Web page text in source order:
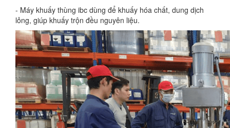
- Máy khuấy thùng ibc dùng để khuấy hóa chất, dung dịch
lỏng, giúp khuấy trộn đều nguyên liệu.